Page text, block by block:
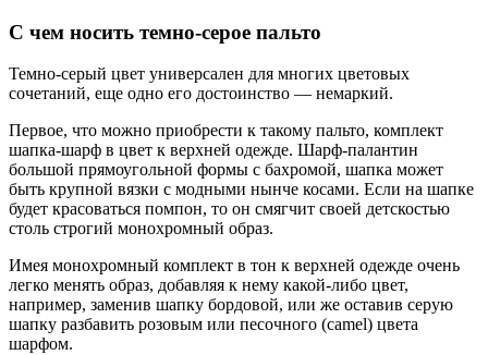
С чем носить темно-серое пальто
Темно-серый цвет универсален для многих цветовых
сочетаний, еще одно его достоинство — немаркий.
Первое, что можно приобрести к такому пальто, комплект
шапка-шарф в цвет к верхней одежде. Шарф-палантин
большой прямоугольной формы с бахромой, шапка может
быть крупной вязки с модными нынче косами. Если на шапке
будет красоваться помпон, то он смягчит своей детскостью
столь строгий монохромный образ.
Имея монохромный комплект в тон к верхней одежде очень
легко менять образ, добавляя к нему какой-либо цвет,
например, заменив шапку бордовой, или же оставив серую
шапку разбавить розовым или песочного (camel) цвета
шарфом.